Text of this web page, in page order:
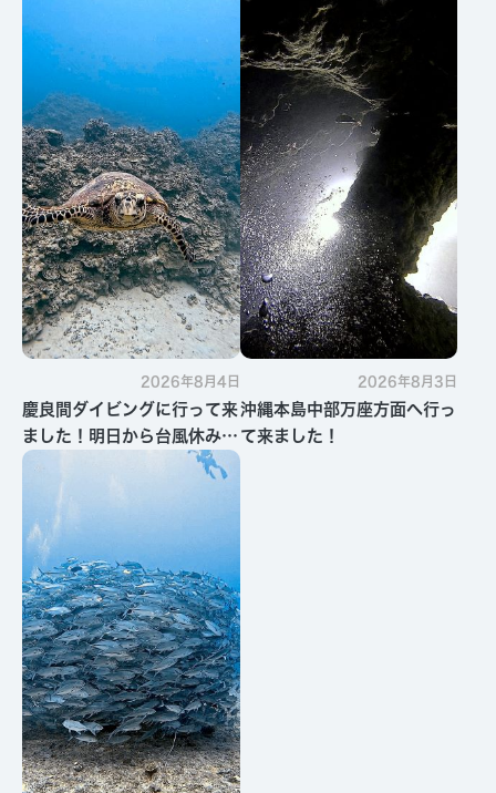
2026年8月4日
慶良間ダイビングに行って来
ました！明日から台風休みで
す・・・
2026年8月3日
沖縄本島中部万座方面へ行っ
て来ました！